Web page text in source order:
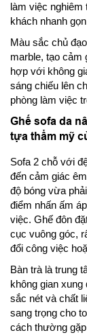
làm việc
khách nhanh
Màu sắc chủ
marble, tạo cảm
hợp với không
sáng chiếu lên
phòng làm việc
Ghế sofa da
tựa thẩm mỹ
Sofa 2 chỗ với
đến cảm giác
độ bóng vừa
điểm nhấn ấm
việc. Ghế đôn
cục vuông góc,
đổi công việc
Bàn trà là trung
không gian
sắc nét và chất
sang trọng cho
cách thường